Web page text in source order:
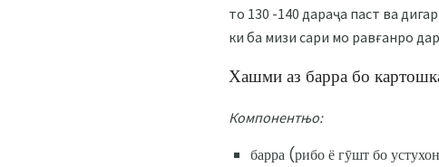
то 130 -140 дараҷа паст ва
ки ба мизи сари мо равғанро
Хашми аз барра бо
Компонентњо:
барра (рибо ё гӯшт бо